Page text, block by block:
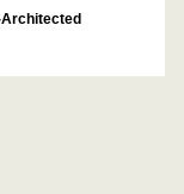
Architected